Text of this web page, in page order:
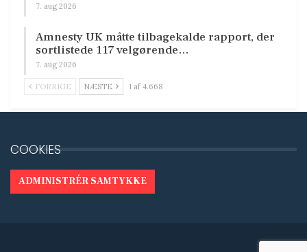
7. aug 2026
Amnesty UK måtte tilbagekalde rapport, der
sortlistede 117 velgørende…
7. aug 2026
FORRIGE NÆSTE 1 af 4.668
COOKIES
ADMINISTRÉR SAMTYKKE